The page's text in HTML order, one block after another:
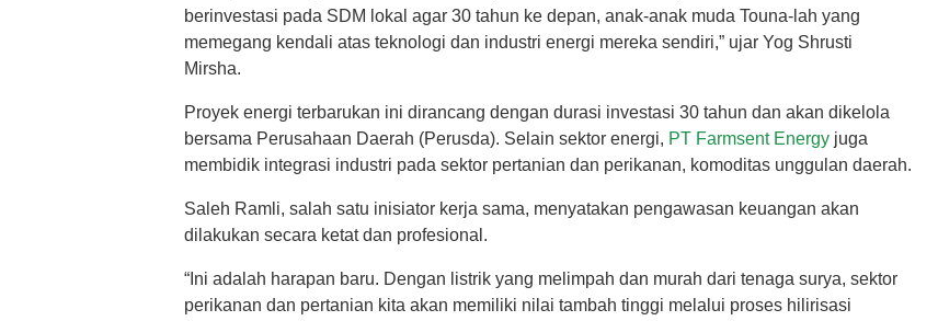
berinvestasi pada SDM lokal agar 30 tahun ke depan, anak-anak muda Touna-lah yang
memegang kendali atas teknologi dan industri energi mereka sendiri,” ujar Yog Shrusti
Mirsha.
Proyek energi terbarukan ini dirancang dengan durasi investasi 30 tahun dan akan dikelola
bersama Perusahaan Daerah (Perusda). Selain sektor energi, PT Farmsent Energy juga
membidik integrasi industri pada sektor pertanian dan perikanan, komoditas unggulan daerah.
Saleh Ramli, salah satu inisiator kerja sama, menyatakan pengawasan keuangan akan
dilakukan secara ketat dan profesional.
“Ini adalah harapan baru. Dengan listrik yang melimpah dan murah dari tenaga surya, sektor
perikanan dan pertanian kita akan memiliki nilai tambah tinggi melalui proses hilirisasi